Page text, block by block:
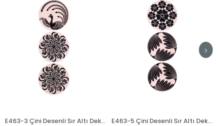
E463-3 Çini Desenli Sır Altı Dekal 12 cm E463-5 Çini Desenli Sır Altı Dekal 13x50 cm